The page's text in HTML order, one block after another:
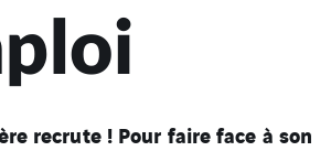
recrute ! Pour faire face à son